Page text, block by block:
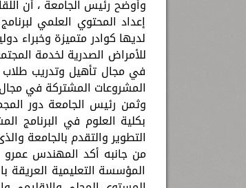
وأوضح رئيس الجامعة ، أن
إعداد المحتوي العلمي
لديها كوادر متميزة وخبراء
للأمراض الصدرية لخدمة
في مجال تأهيل وتدريب طلاب
المشروعات المشتركة في
وثمن رئيس الجامعة دور
بكلية العلوم في البرنامج
التطوير والتقدم بالجامعة
من جانبه أكد المهندس
المؤسسة التعليمية